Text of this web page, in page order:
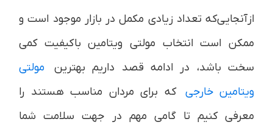
ازآنجایی‌که تعداد زیادی مکمل در بازار موجود است و
ممکن است انتخاب مولتی ویتامین باکیفیت کمی
سخت باشد، در ادامه قصد داریم بهترین
مولتی
ویتامین‌ خارجی
که برای مردان مناسب هستند را
معرفی کنیم تا گامی مهم در جهت سلامت شما